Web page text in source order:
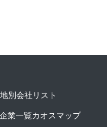
別会社リスト
業一覧カオスマップ